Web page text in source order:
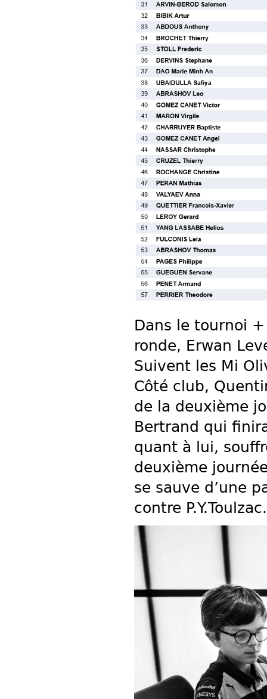
Dans le tournoi
ronde, Erwan
Suivent les Mi
Côté club,
de la deuxième
Bertrand qui
quant à lui,
deuxième
se sauve d’une
contre P.Y.Toulzac.